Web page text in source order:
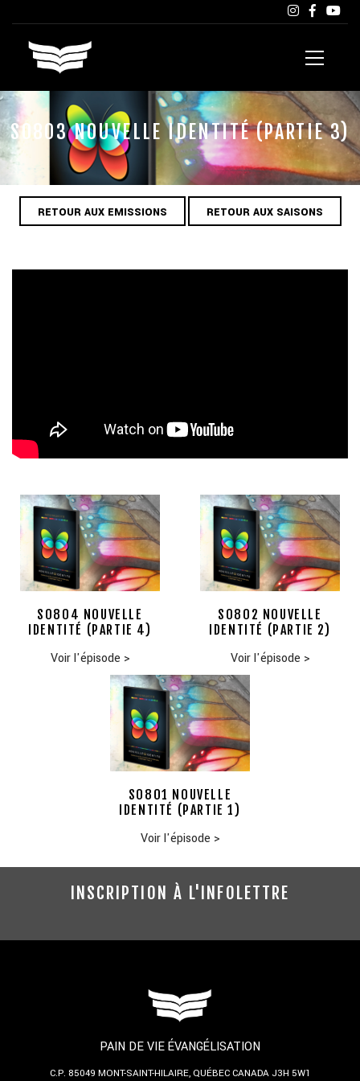
S0803 NOUVELLE IDENTITÉ (PARTIE 3)
RETOUR AUX EMISSIONS RETOUR AUX SAISONS
S0804 NOUVELLE
IDENTITÉ (PARTIE 4)
Voir l'épisode >
S0802 NOUVELLE
IDENTITÉ (PARTIE 2)
Voir l'épisode >
S0801 NOUVELLE
IDENTITÉ (PARTIE 1)
Voir l'épisode >
INSCRIPTION À L'INFOLETTRE
PAIN DE VIE ÉVANGÉLISATION
C.P. 85049 MONT-SAINT-HILAIRE, QUÉBECCANADA J3H 5W1